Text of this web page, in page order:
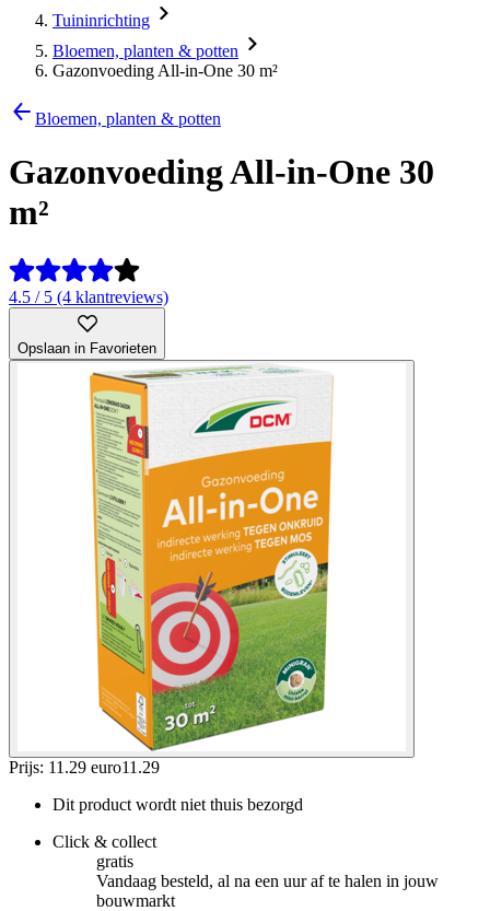
Tuininrichting
Bloemen, planten & potten
Gazonvoeding All-in-One 30 m²
Bloemen, planten & potten
Gazonvoeding All-in-One 30
m²
4.5 / 5 (4 klantreviews)
Opslaan in Favorieten
Prijs: 11.29 euro11 .29
Dit product wordt niet thuis bezorgd
Click & collect
gratis
Vandaag besteld, al na een uur af te halen in jouw
bouwmarkt